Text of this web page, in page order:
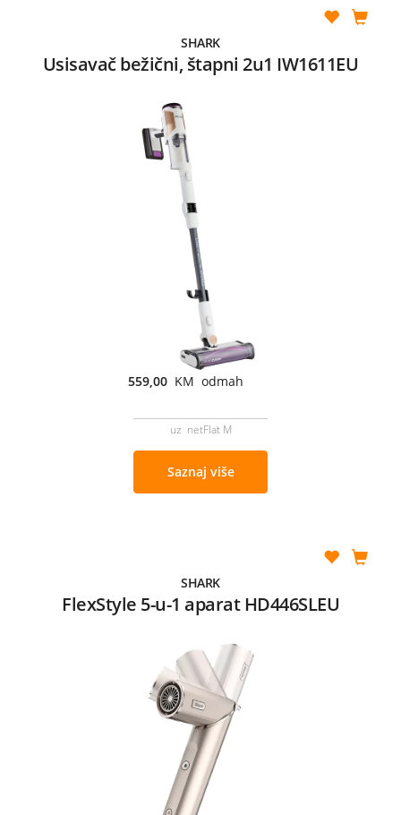
SHARK
Usisavač bežični, štapni 2u1 IW1611EU
559,00 KM odmah
uz netFlat M
Saznaj više
SHARK
FlexStyle 5-u-1 aparat HD446SLEU